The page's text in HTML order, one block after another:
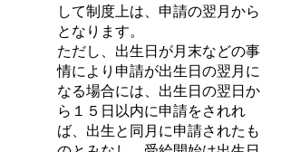
して制度上は、申請の翌月から
となります。
ただし、出生日が月末などの事
情により申請が出生日の翌月に
なる場合には、出生日の翌日か
ら１５日以内に申請をされれ
ば、出生と同月に申請されたも